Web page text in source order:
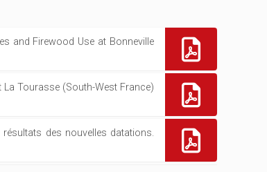
and Firewood Use at Bonneville
La Tourasse (South-West France)
résultats des nouvelles datations.